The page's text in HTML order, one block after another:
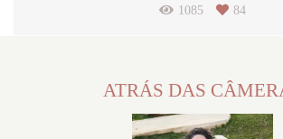
1085
84
ATRÁS DAS